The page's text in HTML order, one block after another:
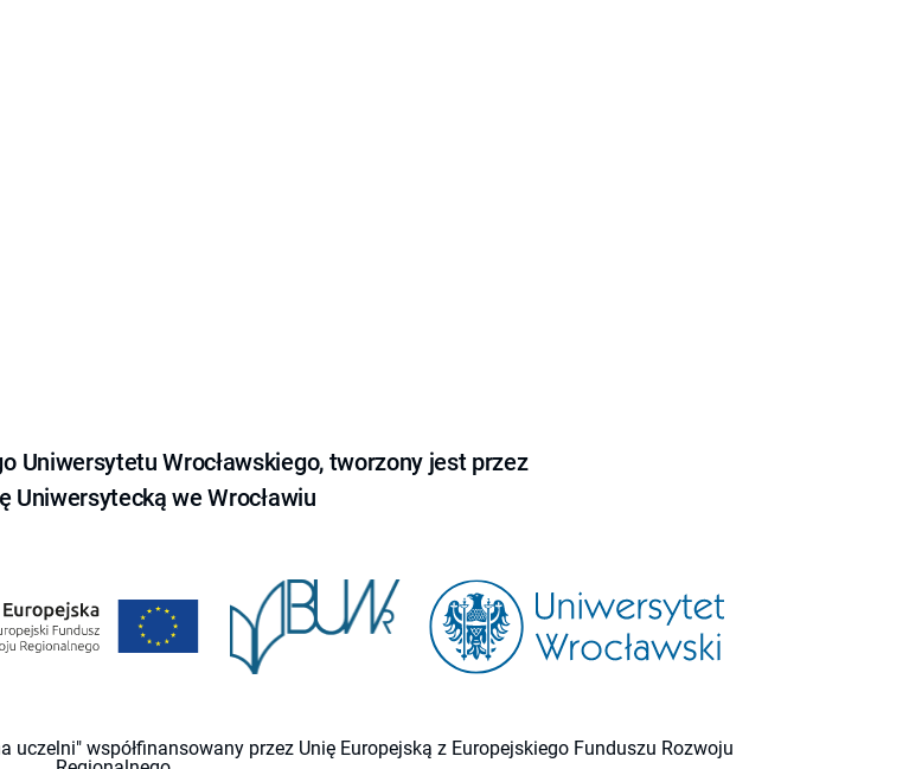
Uniwersytetu Wrocławskiego, tworzony jest przez
Uniwersytecką we Wrocławiu
współfinansowany przez Unię Europejską z Europejskiego Funduszu Rozwoju